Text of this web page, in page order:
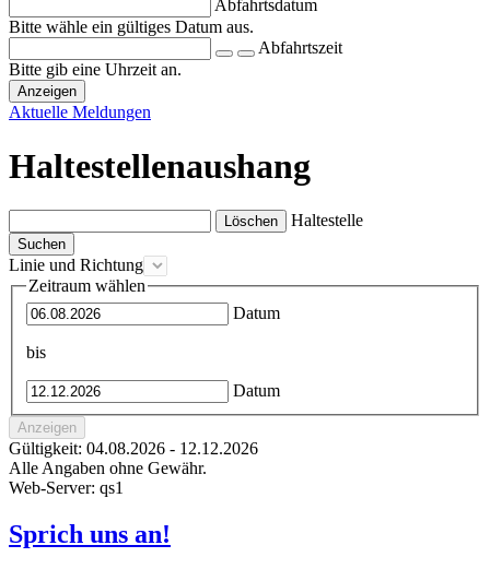
Abfahrtsdatum
Bitte wähle ein gültiges Datum aus.
Abfahrtszeit
Bitte gib eine Uhrzeit an.
Anzeigen
Aktuelle Meldungen
Haltestellenaushang
Löschen Haltestelle
Linie und Richtung
Zeitraum wählen
Datum
bis
Datum
Gültigkeit: 04.08.2026 - 12.12.2026
Alle Angaben ohne Gewähr.
Web-Server: qs1
Sprich uns an!